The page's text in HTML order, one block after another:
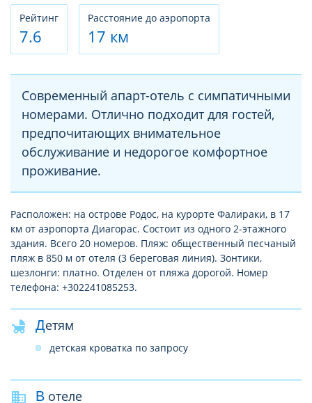
Рeйтинг
7.6
Расстояние до аэропорта
17 км
Современный апарт-отель с симпатичными
номерами. Отлично подходит для гостей,
предпочитающих внимательное
обслуживание и недорогое комфортное
проживание.
Расположен: на острове Родос, на курорте Фалираки, в 17
км от аэропорта Диагорас. Состоит из одного 2-этажного
здания. Всего 20 номеров. Пляж: общественный песчаный
пляж в 850 м от отеля (3 береговая линия). Зонтики,
шезлонги: платно. Отделен от пляжа дорогой. Номер
телефона: +302241085253.
Детям
детская кроватка по запросу
В отеле